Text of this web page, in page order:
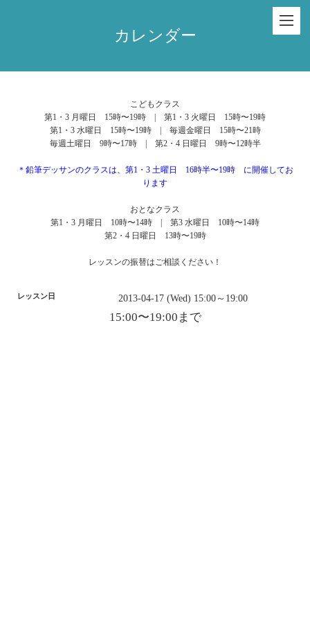
カレンダー
こどもクラス
第1・3 月曜日 15時〜19時 | 第1・3 火曜日 15時〜19時
第1・3 水曜日 15時〜19時 | 毎週金曜日 15時〜21時
毎週土曜日 9時〜17時 | 第2・4 日曜日 9時〜12時半
＊鉛筆デッサンのクラスは、第1・3 土曜日 16時半〜19時 に開催してお
ります
おとなクラス
第1・3 月曜日 10時〜14時 | 第3 水曜日 10時〜14時
第2・4 日曜日 13時〜19時
レッスンの振替はご相談ください！
レッスン日 2013-04-17 (Wed) 15:00～19:00
15:00〜19:00まで